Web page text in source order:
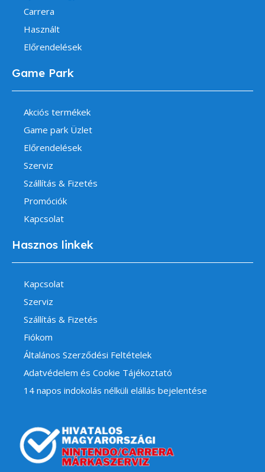
Carrera
Használt
Előrendelések
Game Park
Akciós termékek
Game park Üzlet
Előrendelések
Szerviz
Szállítás & Fizetés
Promóciók
Kapcsolat
Hasznos linkek
Kapcsolat
Szerviz
Szállítás & Fizetés
Fiókom
Általános Szerződési Feltételek
Adatvédelem és Cookie Tájékoztató
14 napos indokolás nélküli elállás bejelentése